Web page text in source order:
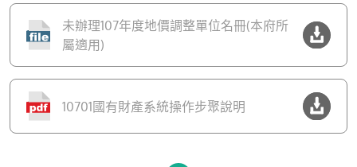
未辦理107年度地價調整單位名冊(本府所
屬適用)
10701國有財產系統操作步聚說明